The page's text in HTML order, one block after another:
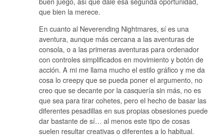
que bien la merece.
En cuanto al Neverending Nightmares, sí es una
aventura, aunque más cercana a las aventuras de
consola, o a las primeras aventuras para ordenador
con controles simplificados en movimiento y botón de
acción. A mi me llama mucho el estilo gráfico y me da
cosa lo creepy que se pueda poner el argumento, no
creo que se decante por la casquería sin más, no es
que sea para tirar cohetes, pero el hecho de basar las
diferentes pesadillas en sus propias obsesiones puede
dar bastante de sí… al menos este tipo de cosas
suelen resultar creativas o diferentes a lo habitual.